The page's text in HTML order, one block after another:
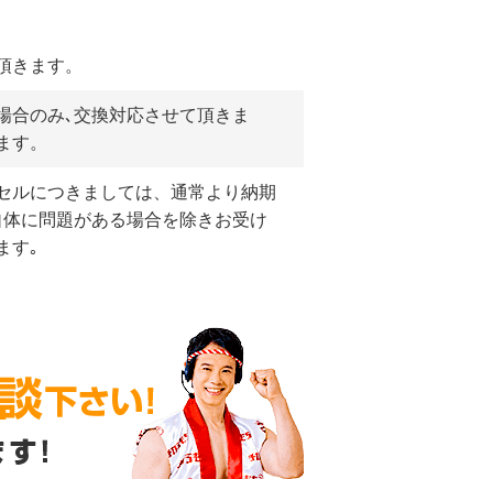
きます。
合のみ､交換対応させて頂きま
す。
ルにつきましては、通常より納期
に問題がある場合を除きお受け
す｡